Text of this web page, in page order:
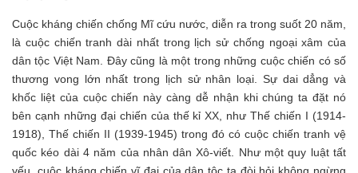
Cuộc kháng chiến chống Mĩ cứu nước, diễn ra trong suốt 20 năm,
là cuộc chiến tranh dài nhất trong lịch sử chống ngoại xâm của
dân tộc Việt Nam. Đây cũng là một trong những cuộc chiến có số
thương vong lớn nhất trong lịch sử nhân loại. Sự dai dẳng và
khốc liệt của cuộc chiến này càng dễ nhận khi chúng ta đặt nó
bên cạnh những đại chiến của thế kỉ XX, như Thế chiến I (1914-
1918), Thế chiến II (1939-1945) trong đó có cuộc chiến tranh vệ
quốc kéo dài 4 năm của nhân dân Xô-viết. Như một quy luật tất
yếu, cuộc kháng chiến vĩ đại của dân tộc ta đòi hỏi không ngừng